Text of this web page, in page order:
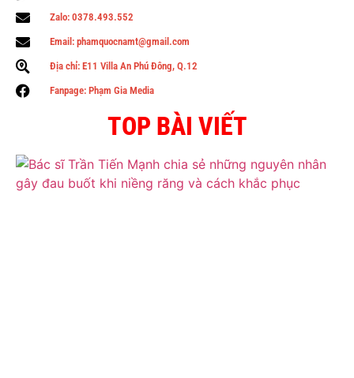
Zalo: 0378.493.552
Email: phamquocnamt@gmail.com
Địa chỉ: E11 Villa An Phú Đông, Q.12
Fanpage: Phạm Gia Media
TOP BÀI VIẾT